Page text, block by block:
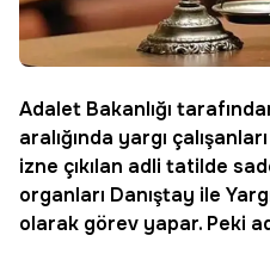
Adalet Bakanlığı
aralığında yargı
izne çıkılan adli tatilde
organları Danıştay ile
olarak görev yapar. Peki